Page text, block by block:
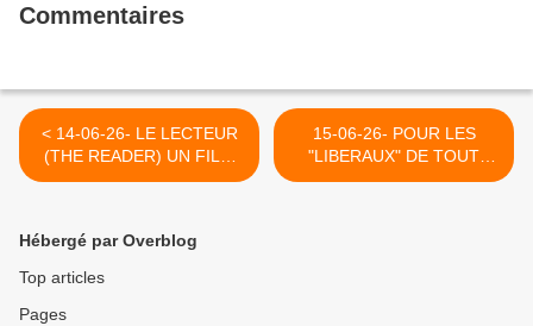
Commentaires
< 14-06-26- LE LECTEUR
(THE READER) UN FILM
DERANGEANT
15-06-26- POUR LES
"LIBERAUX" DE TOUT
POIL, TOUS LES DROITS
Hébergé par Overblog
Top articles
Pages